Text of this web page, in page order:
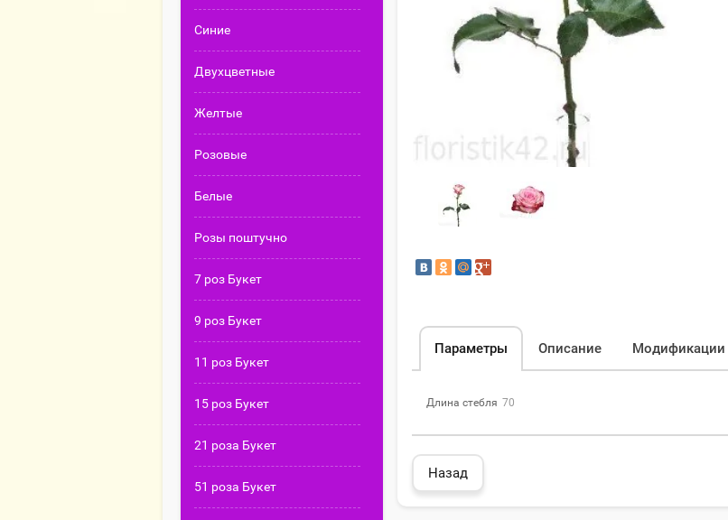
Синие
Двухцветные
Желтые
Розовые
Белые
Розы поштучно
7 роз Букет
9 роз Букет
11 роз Букет
15 роз Букет
21 роза Букет
51 роза Букет
Параметры Описание Модификации
Длина стебля 70
Назад